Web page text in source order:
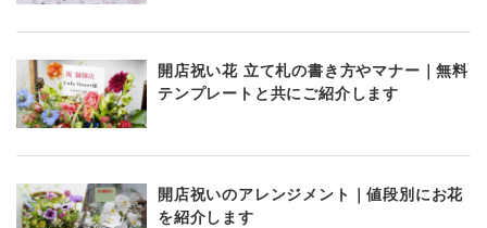
開店祝い花 立て札の書き方やマナー｜無料
テンプレートと共にご紹介します
開店祝いのアレンジメント｜値段別にお花
を紹介します